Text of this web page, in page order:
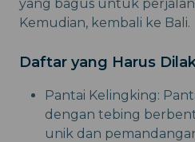
yang bagus untuk
Kemudian, kembali ke Bali.
Daftar yang Harus
Pantai Kelingking:
dengan tebing
unik dan